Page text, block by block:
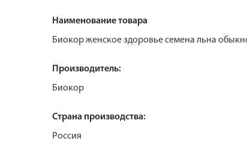
Наименование товара
Биокор женское здоровье семена льна
Производитель:
Биокор
Страна производства:
Россия